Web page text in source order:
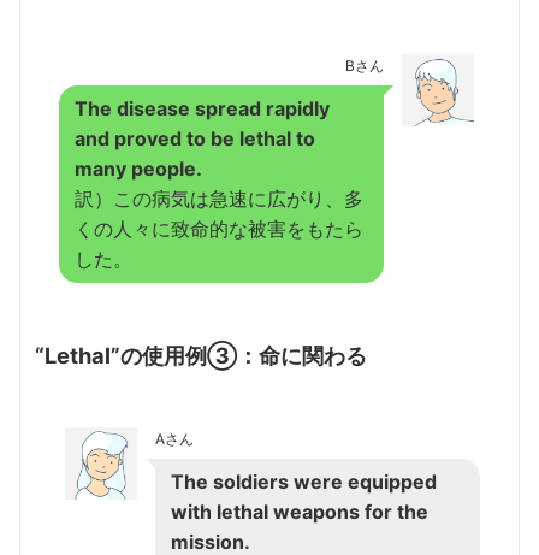
Bさん
The disease spread rapidly
and proved to be lethal to
many people.
訳）この病気は急速に広がり、多
くの人々に致命的な被害をもたら
した。
“Lethal”の使用例③：命に関わる
Aさん
The soldiers were equipped
with lethal weapons for the
mission.